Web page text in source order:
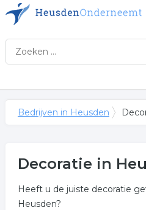
Bedrijven in Heusden
Decoratie in
Heeft u de juiste decoratie
Heusden?